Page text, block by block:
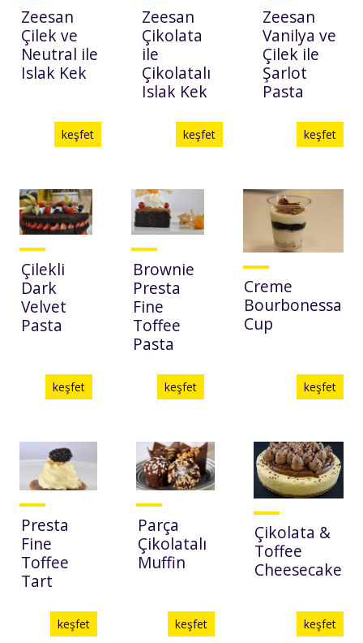
Zeesan
Çilek ve
Neutral ile
Islak Kek
keşfet
Zeesan
Çikolata
ile
Çikolatalı
Islak Kek
keşfet
Zeesan
Vanilya ve
Çilek ile
Şarlot
Pasta
keşfet
Çilekli
Dark
Velvet
Pasta
keşfet
Brownie
Presta
Fine
Toffee
Pasta
keşfet
Creme
Bourbonessa
Cup
keşfet
Presta
Fine
Toffee
Tart
keşfet
Parça
Çikolatalı
Muffin
keşfet
Çikolata &
Toffee
Cheesecake
keşfet